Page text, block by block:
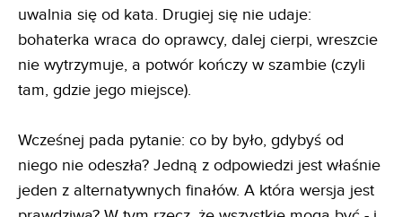
uwalnia się od kata. Drugiej się nie udaje:
bohaterka wraca do oprawcy, dalej cierpi, wreszcie
nie wytrzymuje, a potwór kończy w szambie (czyli
tam, gdzie jego miejsce).
Wcześnej pada pytanie: co by było, gdybyś od
niego nie odeszła? Jedną z odpowiedzi jest właśnie
jeden z alternatywnych finałów. A która wersja jest